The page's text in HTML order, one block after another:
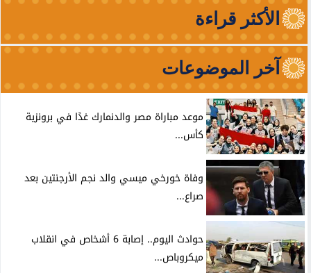
الأكثر قراءة
آخر الموضوعات
موعد مباراة مصر والدنمارك غدًا في برونزية
كأس...
وفاة خورخي ميسي والد نجم الأرجنتين بعد
صراع...
حوادث اليوم.. إصابة 6 أشخاص في انقلاب
ميكروباص...